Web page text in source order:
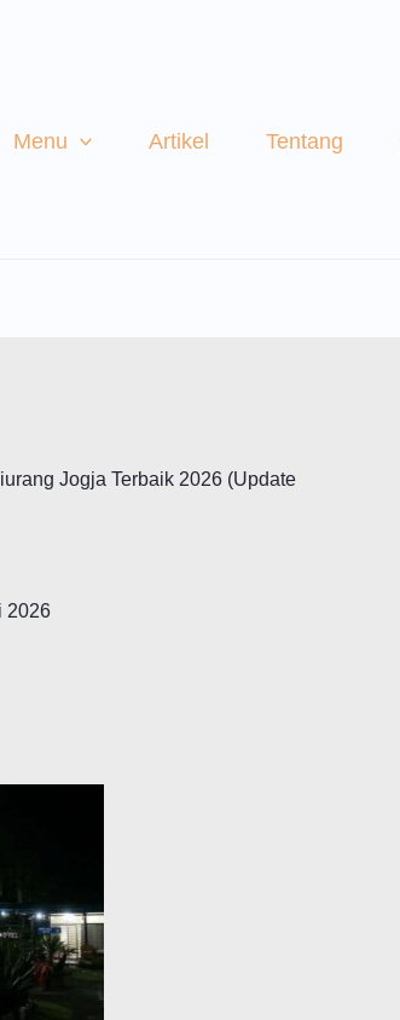
Menu Artikel Tentang
Jogja Terbaik 2026 (Update
2026